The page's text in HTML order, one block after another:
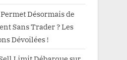
Désormais de
Sans Trader ? Les
Dévoilées !